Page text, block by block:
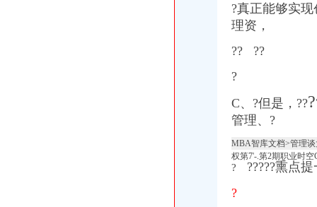
?真正能够实
理资，
?? ??
?
C、?但是，???
管理、?
MBA智库文档>管理谈
权第7'-.第2期职业时
?
?????熏点
?